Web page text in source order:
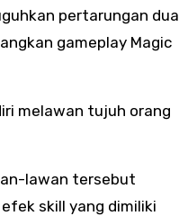
pertarungan dua
gameplay Magic
melawan tujuh orang
lawan tersebut
skill yang dimiliki